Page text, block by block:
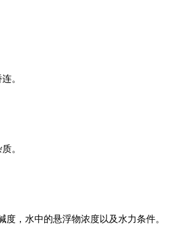
。
。
，水中的悬浮物浓度以及水力条件。